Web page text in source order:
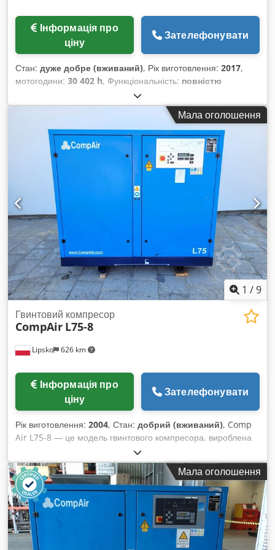
ціну
Зателефонувати
Стан: дуже добре (вживаний), Рік виготовлення: 2017,
мотогодини: 30 402 h, Функціональність: повністю
, Гвинтовий компресор CompAir L55 55 кВт
10 бар Dksdpfx Amoznakvorjr 9,51 м³/хв Рік виготовлення:
Мала оголошення
1 /9
Lipsko 626 km
Гвинтовий компресор
CompAir L75-8
ціну
Зателефонувати
Рік виготовлення: 2004, Стан: добрий (вживаний), Comp
Air L75-8 — це модель гвинтового компресора, вироблена
компанією CompAir, світовим постачальником рішень у
сфері стисненого повітря та газу. Компресори — це
механічні пристрої, які використовуються для підвищення
тиску газу (зазвичай повітря) шляхом зменшення його
обʼєму. Вони широко використовуються у різних галузях та
сферах, включаючи виробництво, будівництво,
автомобільну промисловість тощо. Стиснене повітря має
багато застосувань, таких як приведення в дію
Мала оголошення